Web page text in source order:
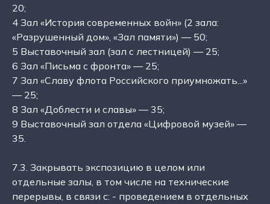
20;
4 Зал «История современных войн» (2 зала:
«Разрушенный дом», «Зал памяти») — 50;
5 Выставочный зал (зал с лестницей) — 25;
6 Зал «Письма с фронта» — 25;
7 Зал «Славу флота Российского приумножать...»
— 25;
8 Зал «Доблести и славы» — 35;
9 Выставочный зал отдела «Цифровой музей» —
35.
7.3. Закрывать экспозицию в целом или
отдельные залы, в том числе на технические
перерывы, в связи с: - проведением в отдельных